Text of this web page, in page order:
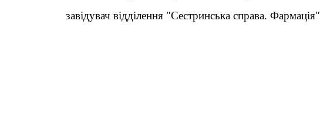
завідувач відділення "Сестринська справа. Фармація"